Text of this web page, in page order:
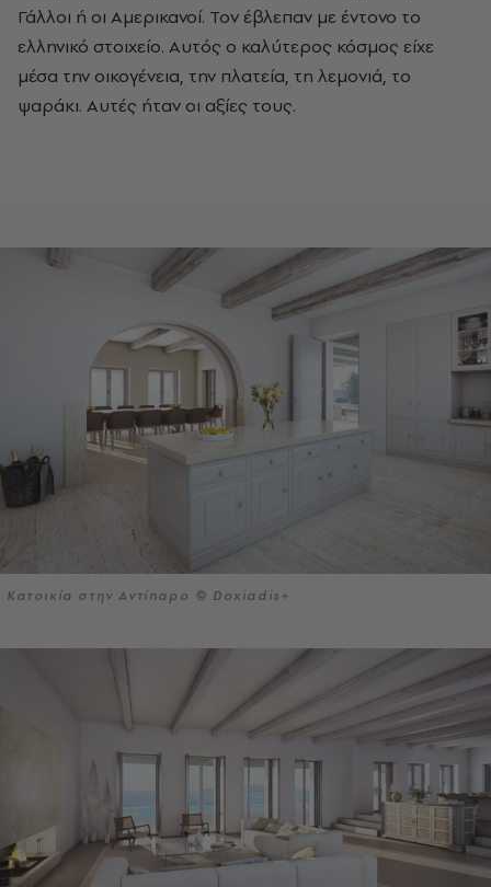
Γάλλοι ή οι Αμερικανοί. Τον έβλεπαν με έντονο το
ελληνικό στοιχείο. Αυτός ο καλύτερος κόσμος είχε
μέσα την οικογένεια, την πλατεία, τη λεμονιά, το
ψαράκι. Αυτές ήταν οι αξίες τους.
Κατοικία στην Αντίπαρο © Doxiadis+